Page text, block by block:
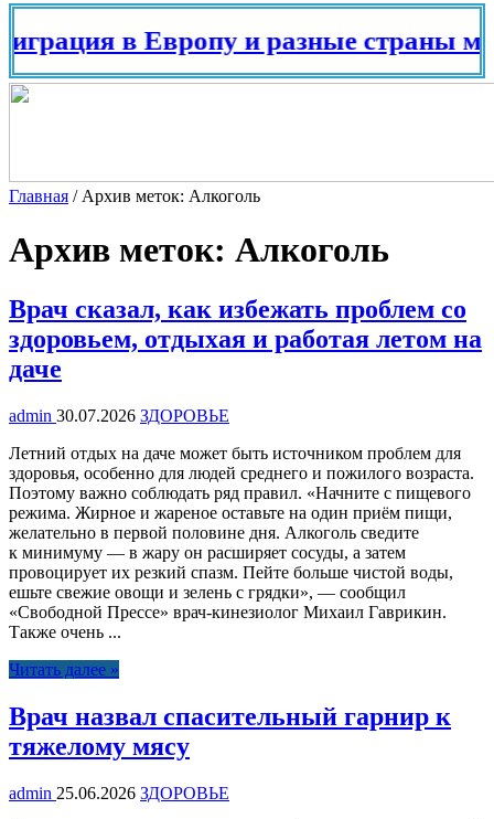
в Европу и разные страны
Главная / Архив меток: Алкоголь
Архив меток: Алкоголь
Врач сказал, как избежать проблем со
здоровьем, отдыхая и работая летом на
даче
admin 30.07.2026 ЗДОРОВЬЕ
Летний отдых на даче может быть источником проблем для
здоровья, особенно для людей среднего и пожилого возраста.
Поэтому важно соблюдать ряд правил. «Начните с пищевого
режима. Жирное и жареное оставьте на один приём пищи,
желательно в первой половине дня. Алкоголь сведите
к минимуму — в жару он расширяет сосуды, а затем
провоцирует их резкий спазм. Пейте больше чистой воды,
ешьте свежие овощи и зелень с грядки», — сообщил
«Свободной Прессе» врач-кинезиолог Михаил Гаврикин.
Также очень ...
Читать далее »
Врач назвал спасительный гарнир к
тяжелому мясу
admin 25.06.2026 ЗДОРОВЬЕ